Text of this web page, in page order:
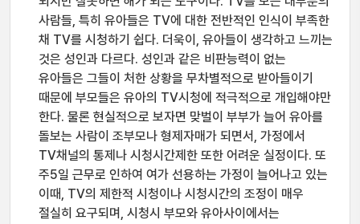
사람들, 특히 유아들은 TV에 대한 전반적인 인식이 부족한
채 TV를 시청하기 쉽다. 더욱이, 유아들이 생각하고 느끼는
것은 성인과 다르다. 성인과 같은 비판능력이 없는
유아들은 그들이 처한 상황을 무차별적으로 받아들이기
때문에 부모들은 유아의 TV시청에 적극적으로 개입해야만
한다. 물론 현실적으로 보자면 맞벌이 부부가 늘어 유아를
돌보는 사람이 조부모나 형제자매가 되면서, 가정에서
TV채널의 통제나 시청시간제한 또한 어려운 실정이다. 또
주5일 근무로 인하여 여가 선용하는 가정이 늘어나고 있는
이때, TV의 제한적 시청이나 시청시간의 조정이 매우
절실히 요구되며, 시청시 부모와 유아사이에서는